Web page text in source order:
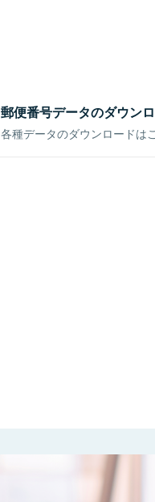
郵便番号データのダウン
各種データのダウンロードは